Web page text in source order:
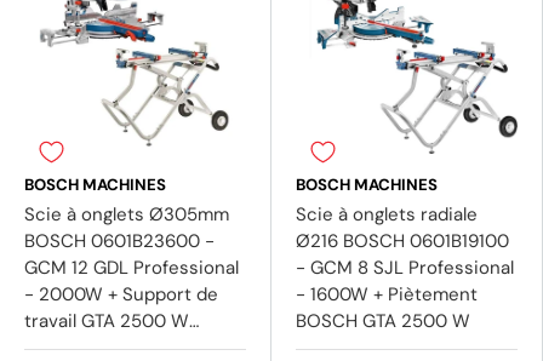
BOSCH MACHINES
Scie à onglets Ø305mm
BOSCH 0601B23600 -
GCM 12 GDL Professional
- 2000W + Support de
travail GTA 2500 W
Professional 0601B12100
BOSCH MACHINES
Scie à onglets radiale
Ø216 BOSCH 0601B19100
- GCM 8 SJL Professional
- 1600W + Piètement
BOSCH GTA 2500 W